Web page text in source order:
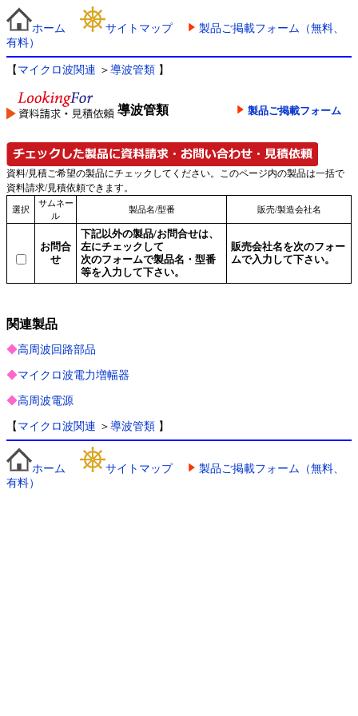
ホーム サイトマップ
製品ご掲載フォーム（無料、
有料）
【 マイクロ波関連 ＞ 導波管類 】
導波管類 製品ご掲載フォーム
資料/見積ご希望の製品にチェックしてください。このページ内の製品は一括で
資料請求/見積依頼できます。
選択
サムネー
ル
製品名/型番 販売/製造会社名
お問合
せ
下記以外の製品/お問合せは、
左にチェックして
次のフォームで製品名・型番
等を入力して下さい。
販売会社名を次のフォー
ムで入力して下さい。
関連製品
◆高周波回路部品
◆マイクロ波電力増幅器
◆高周波電源
【 マイクロ波関連 ＞ 導波管類 】
ホーム サイトマップ
製品ご掲載フォーム（無料、
有料）